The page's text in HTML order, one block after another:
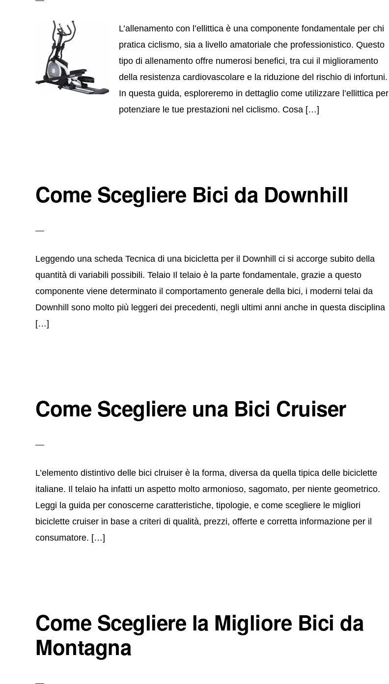
L’allenamento con l’ellittica è una componente fondamentale per chi
pratica ciclismo, sia a livello amatoriale che professionistico. Questo
tipo di allenamento offre numerosi benefici, tra cui il miglioramento
della resistenza cardiovascolare e la riduzione del rischio di infortuni.
In questa guida, esploreremo in dettaglio come utilizzare l’ellittica per
potenziare le tue prestazioni nel ciclismo. Cosa […]
Come Scegliere Bici da Downhill
Leggendo una scheda Tecnica di una bicicletta per il Downhill ci si accorge subito della
quantità di variabili possibili. Telaio Il telaio è la parte fondamentale, grazie a questo
componente viene determinato il comportamento generale della bici, i moderni telai da
Downhill sono molto più leggeri dei precedenti, negli ultimi anni anche in questa disciplina
[…]
Come Scegliere una Bici Cruiser
L’elemento distintivo delle bici clruiser è la forma, diversa da quella tipica delle biciclette
italiane. Il telaio ha infatti un aspetto molto armonioso, sagomato, per niente geometrico.
Leggi la guida per conoscerne caratteristiche, tipologie, e come scegliere le migliori
biciclette cruiser in base a criteri di qualità, prezzi, offerte e corretta informazione per il
consumatore. […]
Come Scegliere la Migliore Bici da
Montagna